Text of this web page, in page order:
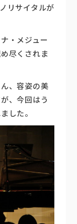
リサイタルが
・メジュー
尽くされま
、容姿の美
、今回はう
した。